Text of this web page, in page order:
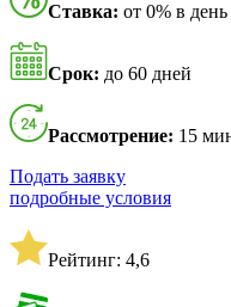
Ставка: от 0% в день
Срок: до 60 дней
Рассмотрение: 15
Подать заявку
подробные условия
Рейтинг: 4,6